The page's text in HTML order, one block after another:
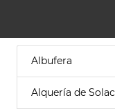
Albufera
Alquería de